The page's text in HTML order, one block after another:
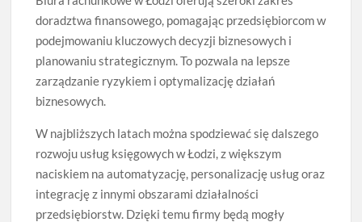
doradztwa finansowego, pomagając przedsiębiorcom w
podejmowaniu kluczowych decyzji biznesowych i
planowaniu strategicznym. To pozwala na lepsze
zarządzanie ryzykiem i optymalizację działań
biznesowych.
W najbliższych latach można spodziewać się dalszego
rozwoju usług księgowych w Łodzi, z większym
naciskiem na automatyzację, personalizację usług oraz
integrację z innymi obszarami działalności
przedsiębiorstw. Dzięki temu firmy będą mogły